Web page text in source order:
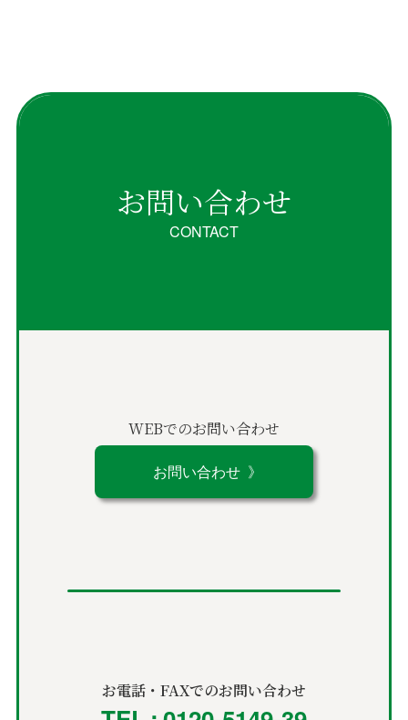
お問い合わせ
CONTACT
WEBでのお問い合わせ
お問い合わせ 》
お電話・FAXでのお問い合わせ